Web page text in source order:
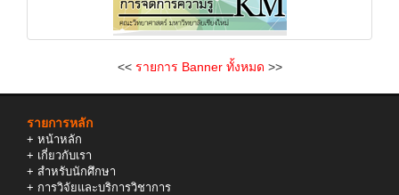
<< รายการ Banner ทั้งหมด >>
รายการหลัก
+ หน้าหลัก
+ เกี่ยวกับเรา
+ สำหรับนักศึกษา
+ การวิจัยและบริการวิชาการ